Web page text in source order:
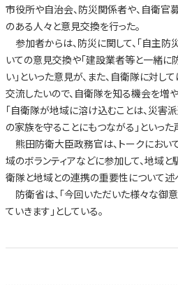
市役所や自治会、防災関係者や、自衛官
のある人々と意見交換を行った。
参加者からは、防災に関して、「自主
いての意見交換や「建設業者等と一緒
い」といった意見が、また、自衛隊に対し
交流したいので、自衛隊を知る機会を増や
「自衛隊が地域に溶け込むことは、災害
の家族を守ることにもつながる」といった
熊田防衛大臣政務官は、トークにおい
域のボランティアなどに参加して、地域と
衛隊と地域との連携の重要性について述
防衛省は、「今回いただいた様々な御
ていきます」としている。